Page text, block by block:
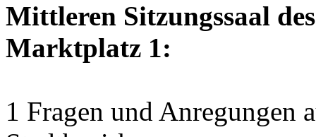
Mittleren Sitzungssaal
Marktplatz 1:
1 Fragen und Anregungen